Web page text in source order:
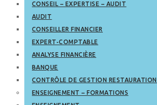
CONSEIL – EXPERTISE – AUDIT
AUDIT
CONSEILLER FINANCIER
EXPERT-COMPTABLE
ANALYSE FINANCIÈRE
BANQUE
CONTRÔLE DE GESTION RESTAURATION
ENSEIGNEMENT – FORMATIONS